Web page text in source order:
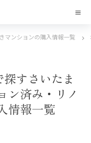
マンションの購入情報一覧
すさいたま
ン済み・リノ
情報一覧